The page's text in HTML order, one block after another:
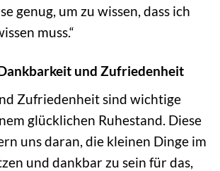
genug, um zu wissen, dass ich
muss.“
und Zufriedenheit
Zufriedenheit sind wichtige
glücklichen Ruhestand. Diese
uns daran, die kleinen Dinge im
und dankbar zu sein für das,